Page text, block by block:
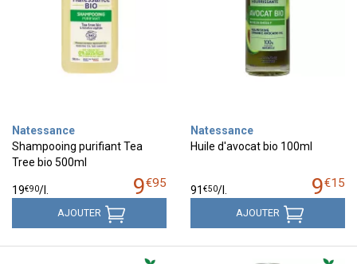
Natessance
Shampooing purifiant Tea
Tree bio 500ml
9€95
19€90/
AJOUTER
Natessance
Huile d'avocat bio 100ml
9€15
91 €50/
AJOUTER